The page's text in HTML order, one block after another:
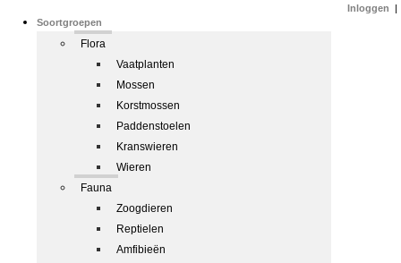
Soortgroepen
Flora
Vaatplanten
Mossen
Korstmossen
Paddenstoelen
Kranswieren
Wieren
Fauna
Zoogdieren
Reptielen
Amfibieën
Inloggen |